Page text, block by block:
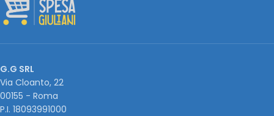
G.G SRL
Via Cloanto, 22
00155 - Roma
P.I. ‭18093991000